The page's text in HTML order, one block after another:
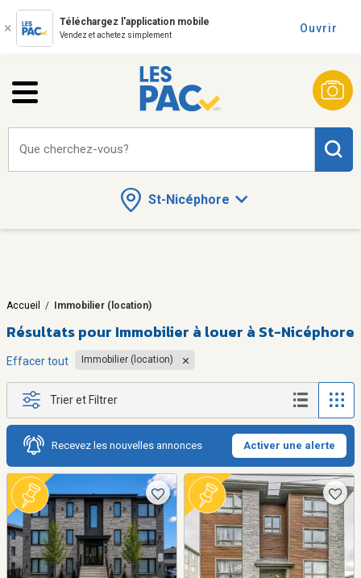
Téléchargez l'application mobile
Vendez et achetez simplement
Ouvrir
St-Nicéphore
Que cherchez-vous?
Accueil / Immobilier (location)
Résultats pour Immobilier à louer à St-Nicéphore
Effacer tout Immobilier (location)
Trier et Filtrer
Recevez les nouvelles annonces Activer une alerte